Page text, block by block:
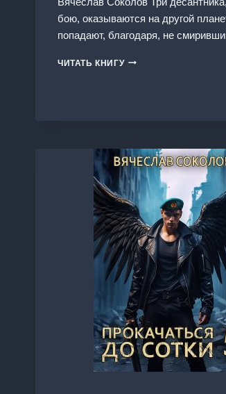
бою, оказываются на другой
попадают, благодаря, не
ЧИТАТЬ КНИГУПРОКАЧАТЬСЯ